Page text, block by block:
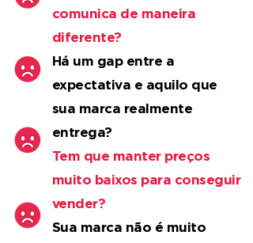
comunica de maneira
diferente?
Há um gap entre a
expectativa e aquilo que
sua marca realmente
entrega?
Tem que manter preços
muito baixos para conseguir
vender?
Sua marca não é muito